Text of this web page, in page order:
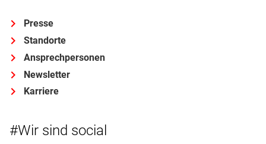
Presse
Standorte
Ansprechpersonen
Newsletter
Karriere
#Wir sind social